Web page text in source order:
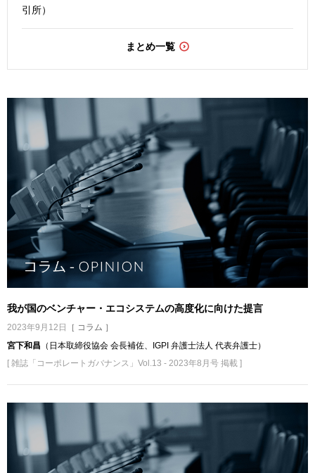
引所）
まとめ一覧
我が国のベンチャー・エコシステムの高度化に向けた提言
2023年9月12日
［ コラム ］
宮下和昌 （日本取締役協会 会長補佐、IGPI 弁護士法人 代表弁護士）
[ 雑誌「コーポレートガバナンス」Vol.13 - 2023年8月号 掲載 ]